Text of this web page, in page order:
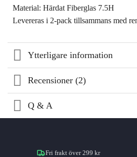
Material: Härdat Fiberglas 7.5H
Levereras i 2-pack tillsammans med
Ytterligare information
Recensioner (2)
Q & A
Fri frakt över 299 kr